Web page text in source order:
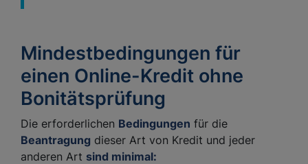
Mindestbedingungen für
einen Online-Kredit ohne
Bonitätsprüfung
Die erforderlichen Bedingungen für die
Beantragung dieser Art von Kredit und jeder
anderen Art sind minimal: